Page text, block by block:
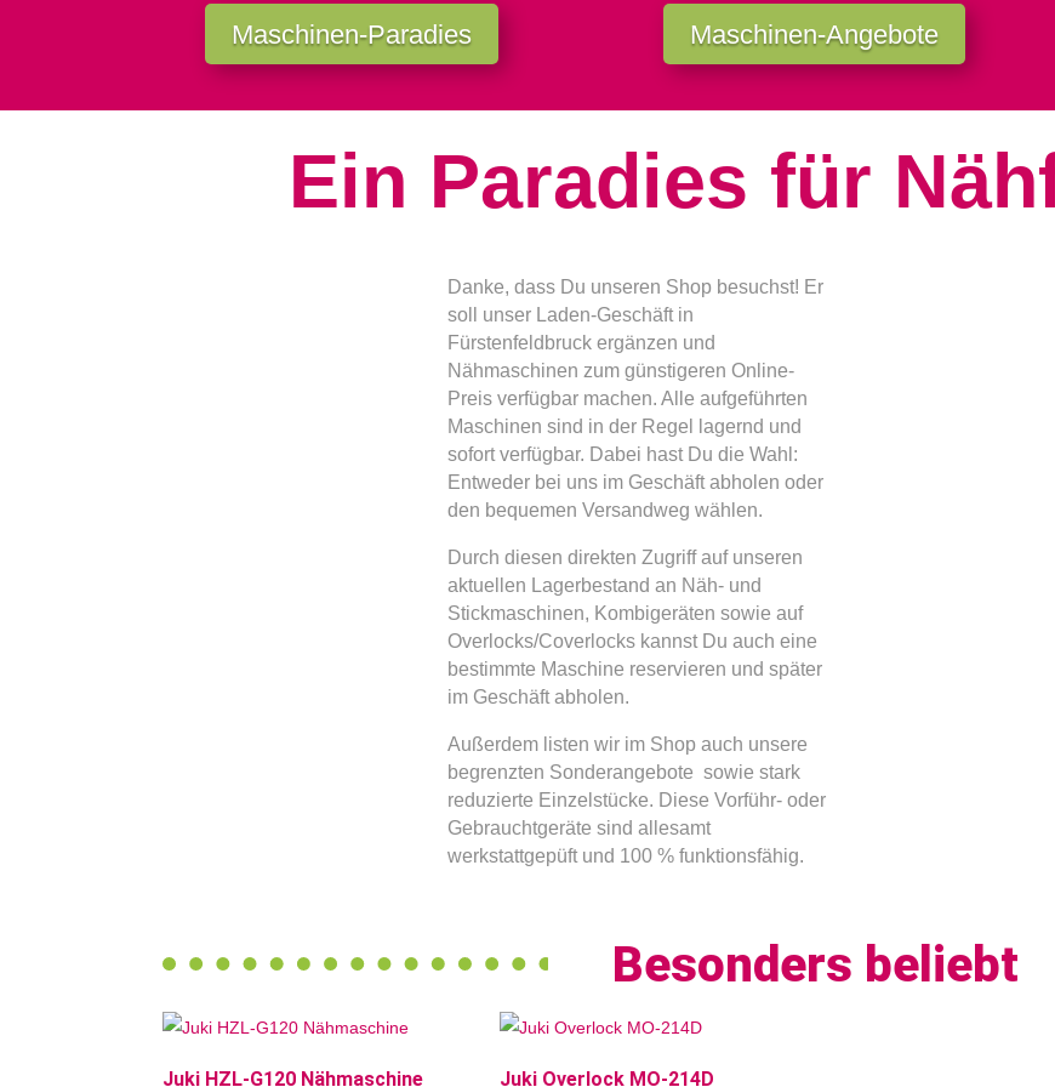
Maschinen-Paradies Maschinen-Angebote
Ein Paradies für
Danke, dass Du unseren Shop besuchst! Er
soll unser Laden-Geschäft in
Fürstenfeldbruck ergänzen und
Nähmaschinen zum günstigeren Online-
Preis verfügbar machen. Alle aufgeführten
Maschinen sind in der Regel lagernd und
sofort verfügbar. Dabei hast Du die Wahl:
Entweder bei uns im Geschäft abholen oder
den bequemen Versandweg wählen.
Durch diesen direkten Zugriff auf unseren
aktuellen Lagerbestand an Näh- und
Stickmaschinen, Kombigeräten sowie auf
Overlocks/Coverlocks kannst Du auch eine
bestimmte Maschine reservieren und später
im Geschäft abholen.
Außerdem listen wir im Shop auch unsere
begrenzten Sonderangebote sowie stark
reduzierte Einzelstücke. Diese Vorführ- oder
Gebrauchtgeräte sind allesamt
werkstattgepüft und 100 % funktionsfähig.
Besonders beliebt
Juki HZL-G120 Nähmaschine Juki Overlock MO-214D